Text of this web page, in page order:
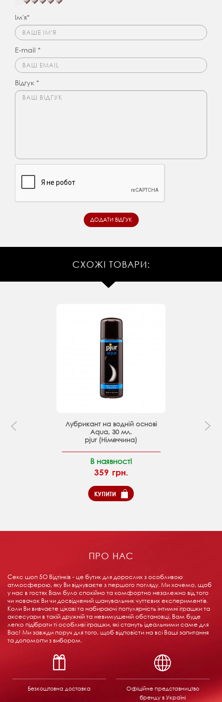
Ім'я*
E-mail *
Відгук *
СХОЖІ ТОВАРИ:
Лубрикант на водній основі
Aqua, 30 мл.
pjur (Німеччина)
В наявності
359 грн.
КУПИТИ
ПРО НАС
Секс шоп 5О Відтінків - це бутик для дорослих з особливою
атмосферою, яку Ви відчуваєте з першого погляду. Ми хочемо, щоб
у нас в гостях Вам було спокійно та комфортно незалежно від того
чи новачок Ви чи досвідчений шанувальник чуттєвих експериментів.
Коли Ви вивчаєте цікаві та набираючі популярність інтимні іграшки та
аксесуари в такій дружній та невимушеній обстановці, Вам буде
легко підібрати ті особливі іграшки, які стануть ідеальними саме для
Вас! Ми завжди поруч для того, щоб відповісти на всі Ваші запитання
та допомогти з вибором.
Безкоштовна доставка
Офіційне представництво
бренду в Україні